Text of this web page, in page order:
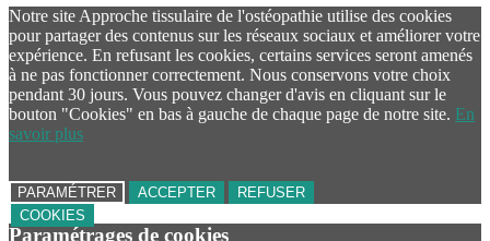
Notre site Approche tissulaire de l'ostéopathie utilise des cookies
pour partager des contenus sur les réseaux sociaux et améliorer votre
expérience. En refusant les cookies, certains services seront amenés
à ne pas fonctionner correctement. Nous conservons votre choix
pendant 30 jours. Vous pouvez changer d'avis en cliquant sur le
bouton "Cookies" en bas à gauche de chaque page de notre site. En
savoir plus
PARAMÉTRER ACCEPTER
REFUSER
COOKIES
Paramétrages de cookies